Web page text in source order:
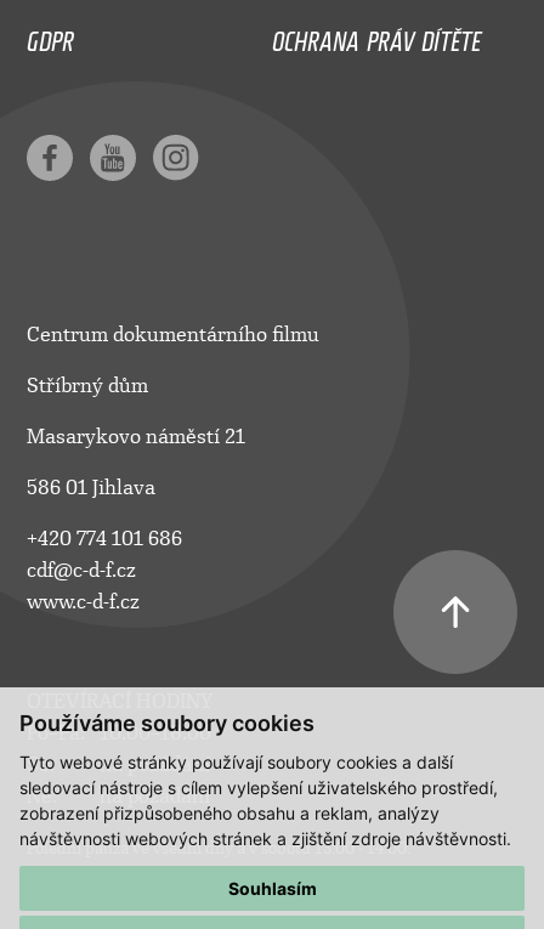
Používáme soubory cookies
Tyto webové stránky používají soubory cookies a další
sledovací nástroje s cílem vylepšení uživatelského prostředí,
zobrazení přizpůsobeného obsahu a reklam, analýzy
návštěvnosti webových stránek a zjištění zdroje návštěvnosti.
Souhlasím
GDPR
OCHRANA PRÁV DÍTĚTE
Centrum dokumentárního filmu
Stříbrný dům
Masarykovo náměstí 21
586 01 Jihlava
+420 774 101 686
cdf@c-d-f.cz
www.c-d-f.cz
Po–Pá:
10.00–18.00
So:
na požádání
Ne:
na požádání
Polední pauza ve všední dny a v sobotu 13:00 - 14:00.